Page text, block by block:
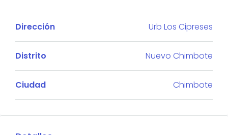
Dirección Urb Los Cipreses
Distrito Nuevo Chimbote
Ciudad Chimbote